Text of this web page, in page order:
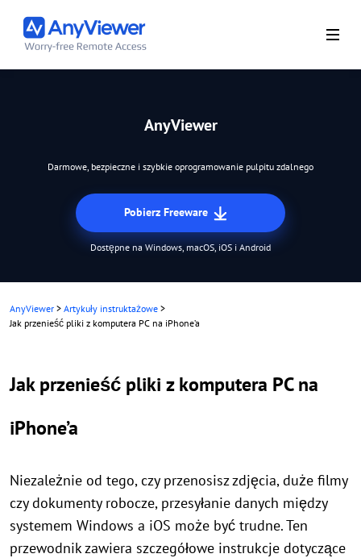
AnyViewer
Darmowe, bezpieczne i szybkie oprogramowanie pulpitu zdalnego
Pobierz Freeware
Dostępne na Windows, macOS, iOS i Android
AnyViewer > Artykuły instruktażowe >
Jak przenieść pliki z komputera PC na iPhone’a
Jak przenieść pliki z komputera PC na
iPhone’a
Niezależnie od tego, czy przenosisz zdjęcia, duże filmy
czy dokumenty robocze, przesyłanie danych między
systemem Windows a iOS może być trudne. Ten
przewodnik zawiera szczegółowe instrukcje dotyczące